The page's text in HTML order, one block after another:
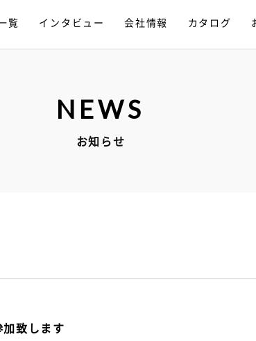
覧 インタビュー 会社情報 カタログ
NEWS
お知らせ
致します